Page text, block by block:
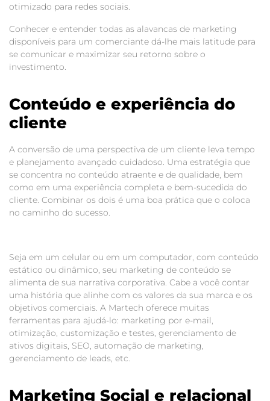
otimizado para redes sociais.
Conhecer e entender todas as alavancas de marketing
disponíveis para um comerciante dá-lhe mais latitude para
se comunicar e maximizar seu retorno sobre o
investimento.
Conteúdo e experiência do
cliente
A conversão de uma perspectiva de um cliente leva tempo
e planejamento avançado cuidadoso. Uma estratégia que
se concentra no conteúdo atraente e de qualidade, bem
como em uma experiência completa e bem-sucedida do
cliente. Combinar os dois é uma boa prática que o coloca
no caminho do sucesso.
Seja em um celular ou em um computador, com conteúdo
estático ou dinâmico, seu marketing de conteúdo se
alimenta de sua narrativa corporativa. Cabe a você contar
uma história que alinhe com os valores da sua marca e os
objetivos comerciais. A Martech oferece muitas
ferramentas para ajudá-lo: marketing por e-mail,
otimização, customização e testes, gerenciamento de
ativos digitais, SEO, automação de marketing,
gerenciamento de leads, etc.
Marketing Social e relacional